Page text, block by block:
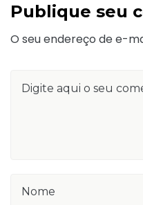
Publique seu
O seu endereço de e-